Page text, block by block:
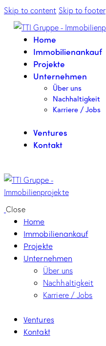
Skip to content Skip to footer
Home
Immobilienankauf
Projekte
Unternehmen
Über uns
Nachhaltigkeit
Karriere / Jobs
Ventures
Kontakt
Close
Home
Immobilienankauf
Projekte
Unternehmen
Über uns
Nachhaltigkeit
Karriere / Jobs
Ventures
Kontakt